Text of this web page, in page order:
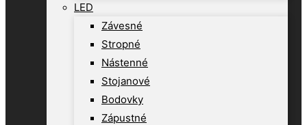
LED
Závesné
Stropné
Nástenné
Stojanové
Bodovky
Zápustné